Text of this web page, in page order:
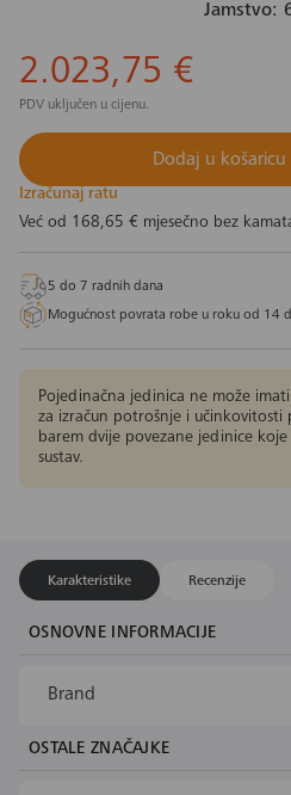
Jamstvo:
2.023,75 €
PDV uključen u cijenu.
Dodaj u košaricu
Izračunaj ratu
Već od 168,65 € mjesečno bez
5 do 7 radnih dana
Mogućnost povrata robe u roku od 14
Pojedinačna jedinica ne može
za izračun potrošnje i
barem dvije povezane jedinice
sustav.
Karakteristike Recenzije
OSNOVNE INFORMACIJE
Brand
OSTALE ZNAČAJKE